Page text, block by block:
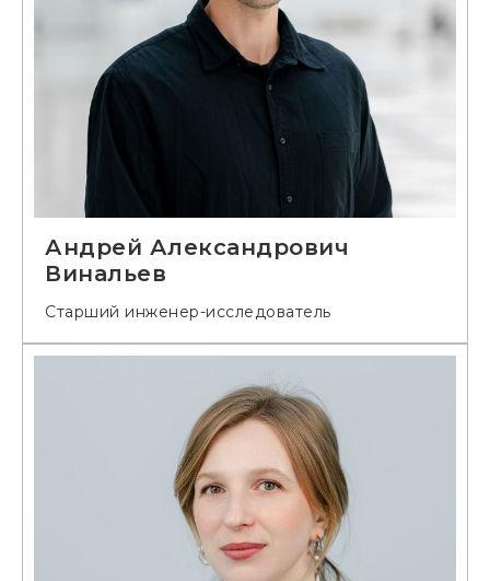
Андрей Александрович
Винальев
Старший инженер-исследователь